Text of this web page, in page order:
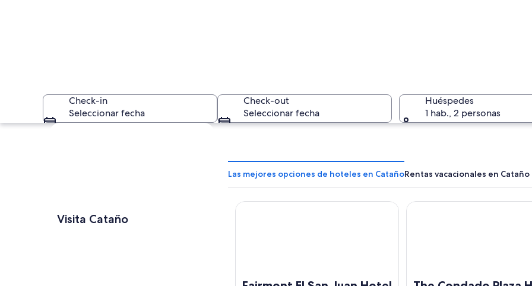
Un letrero grande con las letras
Check-in
Seleccionar fecha
Check-out
Seleccionar fecha
Huéspedes
1 hab., 2 personas
Explorar mapa
Visita Cataño
Las mejores opciones de hoteles en CatañoRentas vacacionales en Cataño
Fairmont El San Juan Hotel The Condado Plaza Hotel